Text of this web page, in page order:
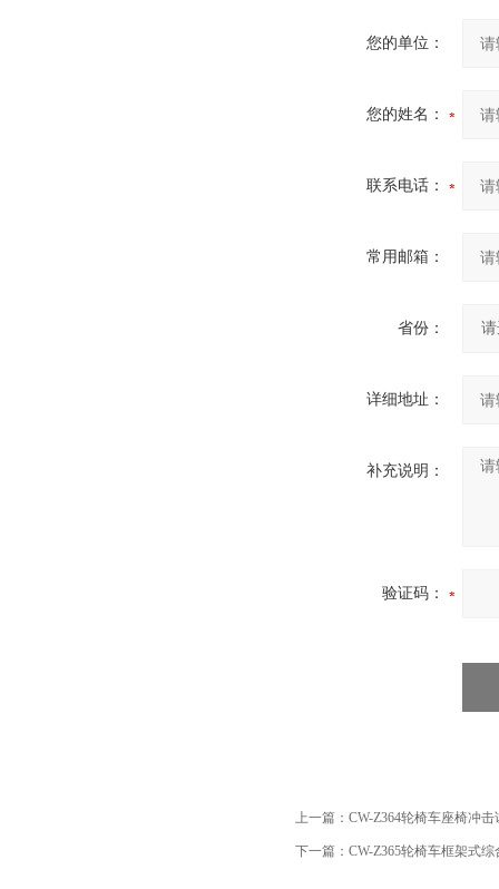
您的单位：
您的姓名：
联系电话：
常用邮箱：
省份：
详细地址：
补充说明：
验证码：
上一篇： CW-Z364轮椅车座椅冲
下一篇： CW-Z365轮椅车框架式